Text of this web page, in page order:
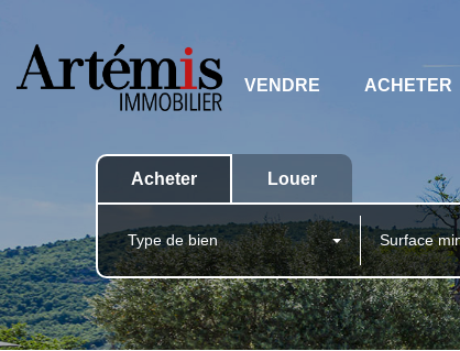
VENDRE ACHETER
Acheter Louer
Type de bien